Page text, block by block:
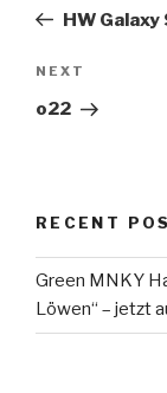
PostHW
Next
Post
NEXT
o22
RECENT
Green MNKY
Löwen“ – jetzt